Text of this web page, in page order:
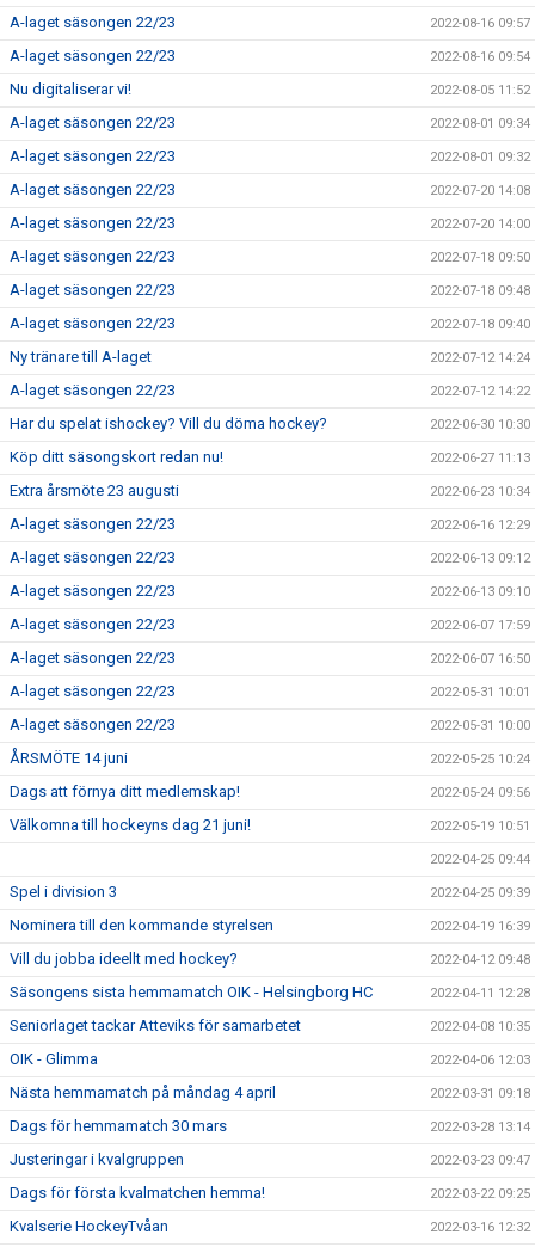
A-laget säsongen 22/23 2022-08-16 09:57
A-laget säsongen 22/23 2022-08-16 09:54
Nu digitaliserar vi! 2022-08-05 11:52
A-laget säsongen 22/23 2022-08-01 09:34
A-laget säsongen 22/23 2022-08-01 09:32
A-laget säsongen 22/23 2022-07-20 14:08
A-laget säsongen 22/23 2022-07-20 14:00
A-laget säsongen 22/23 2022-07-18 09:50
A-laget säsongen 22/23 2022-07-18 09:48
A-laget säsongen 22/23 2022-07-18 09:40
Ny tränare till A-laget 2022-07-12 14:24
A-laget säsongen 22/23 2022-07-12 14:22
Har du spelat ishockey? Vill du döma hockey? 2022-06-30 10:30
Köp ditt säsongskort redan nu! 2022-06-27 11:13
Extra årsmöte 23 augusti 2022-06-23 10:34
A-laget säsongen 22/23 2022-06-16 12:29
A-laget säsongen 22/23 2022-06-13 09:12
A-laget säsongen 22/23 2022-06-13 09:10
A-laget säsongen 22/23 2022-06-07 17:59
A-laget säsongen 22/23 2022-06-07 16:50
A-laget säsongen 22/23 2022-05-31 10:01
A-laget säsongen 22/23 2022-05-31 10:00
ÅRSMÖTE 14 juni 2022-05-25 10:24
Dags att förnya ditt medlemskap! 2022-05-24 09:56
Välkomna till hockeyns dag 21 juni! 2022-05-19 10:51
2022-04-25 09:44
Spel i division 3 2022-04-25 09:39
Nominera till den kommande styrelsen 2022-04-19 16:39
Vill du jobba ideellt med hockey? 2022-04-12 09:48
Säsongens sista hemmamatch OIK - Helsingborg HC 2022-04-11 12:28
Seniorlaget tackar Atteviks för samarbetet 2022-04-08 10:35
OIK - Glimma 2022-04-06 12:03
Nästa hemmamatch på måndag 4 april 2022-03-31 09:18
Dags för hemmamatch 30 mars 2022-03-28 13:14
Justeringar i kvalgruppen 2022-03-23 09:47
Dags för första kvalmatchen hemma! 2022-03-22 09:25
Kvalserie HockeyTvåan 2022-03-16 12:32